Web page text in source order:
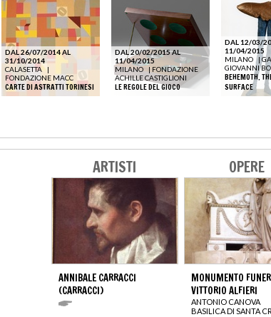
DAL 26/07/2014 AL
31/10/2014
CALASETTA
|
FONDAZIONE MACC
CARTE DI ASTRATTI TORINESI
DAL 20/02/2015 AL
11/04/2015
MILANO
| FONDAZIONE
ACHILLE CASTIGLIONI
LE REGOLE DEL GIOCO
DAL 12/03/
11/04/2015
MILANO
|
GIOVANNI
BEHEMOTH.
SURFACE
ARTISTI
ANNIBALE CARRACCI
(CARRACCI)
OPERE
MONUMENTO
VITTORIO ALFIERI
ANTONIO CANOVA
BASILICA DI SANTA